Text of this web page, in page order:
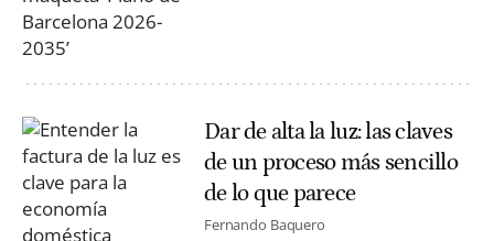
Dar de alta la luz: las claves
de un proceso más sencillo
de lo que parece
Fernando Baquero